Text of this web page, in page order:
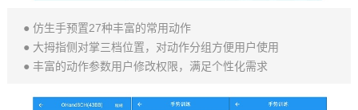
● 仿生手预置27种丰富的常用动作
● 大拇指侧对掌三档位置，对动作分组方便用户使用
● 丰富的动作参数用户修改权限，满足个性化需求